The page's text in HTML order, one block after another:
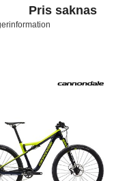
Pris saknas